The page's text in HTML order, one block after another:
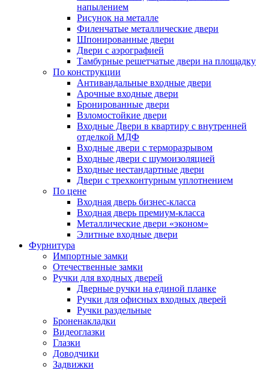
напылением
Рисунок на металле
Филенчатые металлические двери
Шпонированные двери
Двери с аэрографией
Тамбурные решетчатые двери на площадку
По конструкции
Антивандальные входные двери
Арочные входные двери
Бронированные двери
Взломостойкие двери
Входные Двери в квартиру с внутренней
отделкой МДФ
Входные двери с терморазрывом
Входные двери с шумоизоляцией
Входные нестандартные двери
Двери с трехконтурным уплотнением
По цене
Входная дверь бизнес-класса
Входная дверь премиум-класса
Металлические двери «эконом»
Элитные входные двери
Фурнитура
Импортные замки
Отечественные замки
Ручки для входных дверей
Дверные ручки на единой планке
Ручки для офисных входных дверей
Ручки раздельные
Броненакладки
Видеоглазки
Глазки
Доводчики
Задвижки